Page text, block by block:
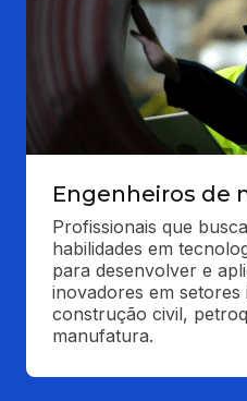
Engenheiros de
Profissionais que
habilidades em
para desenvolver e
inovadores em setores
construção civil,
manufatura.